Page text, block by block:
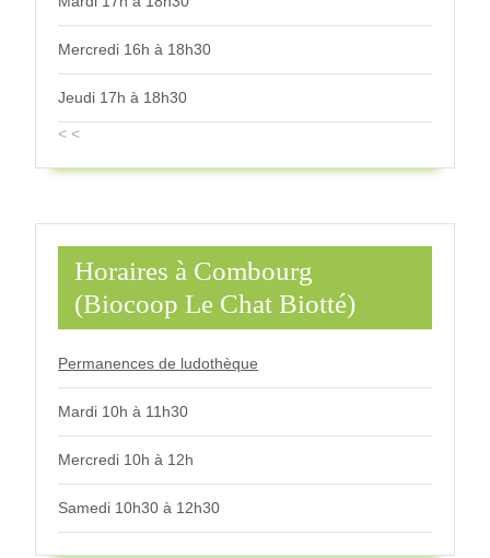
Mercredi 16h à 18h30
Jeudi 17h à 18h30
< <
Horaires à Combourg
(Biocoop Le Chat Biotté)
Permanences de ludothèque
Mardi 10h à 11h30
Mercredi 10h à 12h
Samedi 10h30 à 12h30